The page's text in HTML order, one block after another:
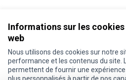
Informations sur les
web
Nous utilisons des cookies sur notre
performance et les contenus du site.
permettent de fournir une
Conditions d'utilisation
Paramètres des cookies
Je participe ! sur X
Je participe ! sur Facebook
Je participe ! sur Instagram